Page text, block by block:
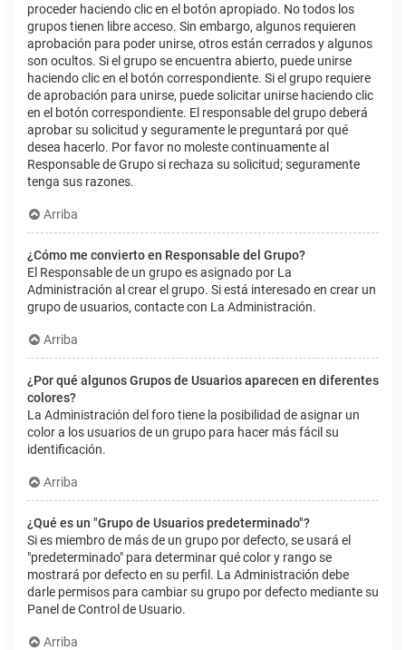
proceder haciendo clic en el botón apropiado. No todos los
grupos tienen libre acceso. Sin embargo, algunos requieren
aprobación para poder unirse, otros están cerrados y algunos
son ocultos. Si el grupo se encuentra abierto, puede unirse
haciendo clic en el botón correspondiente. Si el grupo requiere
de aprobación para unirse, puede solicitar unirse haciendo clic
en el botón correspondiente. El responsable del grupo deberá
aprobar su solicitud y seguramente le preguntará por qué
desea hacerlo. Por favor no moleste continuamente al
Responsable de Grupo si rechaza su solicitud; seguramente
tenga sus razones.
Arriba
¿Cómo me convierto en Responsable del Grupo?
El Responsable de un grupo es asignado por La
Administración al crear el grupo. Si está interesado en crear un
grupo de usuarios, contacte con La Administración.
Arriba
¿Por qué algunos Grupos de Usuarios aparecen en diferentes
colores?
La Administración del foro tiene la posibilidad de asignar un
color a los usuarios de un grupo para hacer más fácil su
identificación.
Arriba
¿Qué es un "Grupo de Usuarios predeterminado"?
Si es miembro de más de un grupo por defecto, se usará el
"predeterminado" para determinar qué color y rango se
mostrará por defecto en su perfil. La Administración debe
darle permisos para cambiar su grupo por defecto mediante su
Panel de Control de Usuario.
Arriba